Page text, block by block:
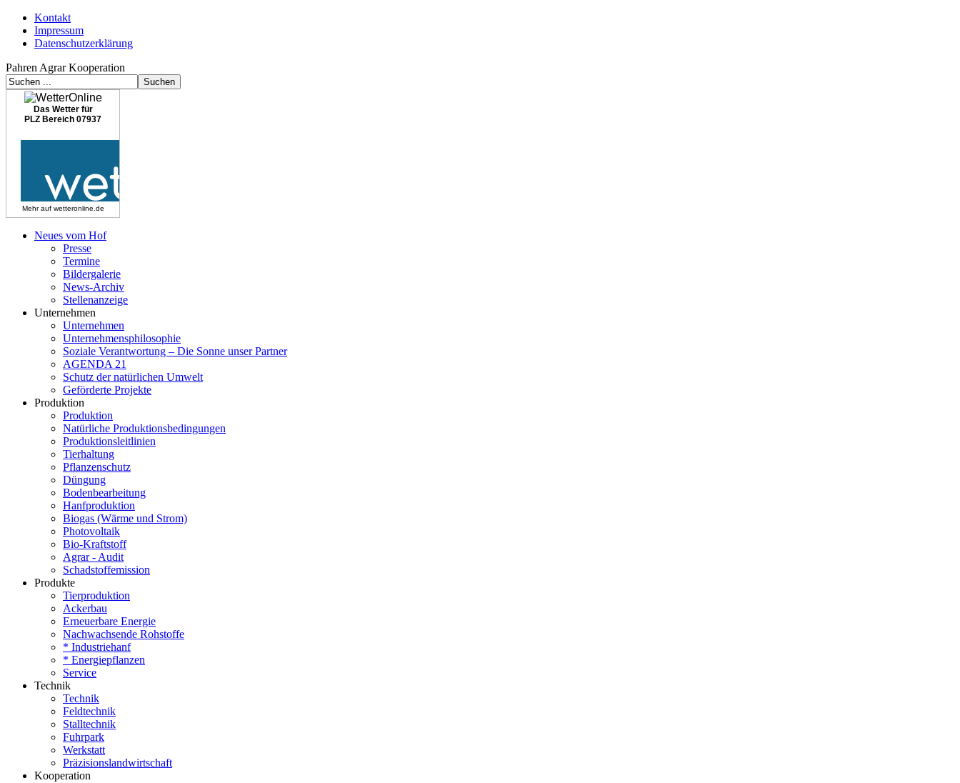
Kontakt
Impressum
Datenschutzerklärung
Pahren Agrar Kooperation
Das Wetter für
PLZ Bereich 07937
Mehr auf wetteronline.de
Neues vom Hof
Presse
Termine
Bildergalerie
News-Archiv
Stellenanzeige
Unternehmen
Unternehmen
Unternehmensphilosophie
Soziale Verantwortung – Die Sonne unser Partner
AGENDA 21
Schutz der natürlichen Umwelt
Geförderte Projekte
Produktion
Produktion
Natürliche Produktionsbedingungen
Produktionsleitlinien
Tierhaltung
Pflanzenschutz
Düngung
Bodenbearbeitung
Hanfproduktion
Biogas (Wärme und Strom)
Photovoltaik
Bio-Kraftstoff
Agrar - Audit
Schadstoffemission
Produkte
Tierproduktion
Ackerbau
Erneuerbare Energie
Nachwachsende Rohstoffe
* Industriehanf
* Energiepflanzen
Service
Technik
Technik
Feldtechnik
Stalltechnik
Fuhrpark
Werkstatt
Präzisionslandwirtschaft
Kooperation